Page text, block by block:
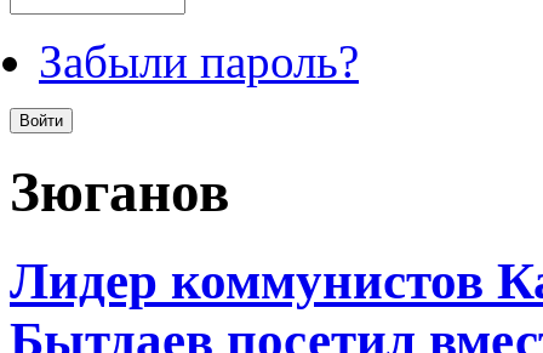
Забыли пароль?
Зюганов
Лидер коммунистов
Бытдаев посетил